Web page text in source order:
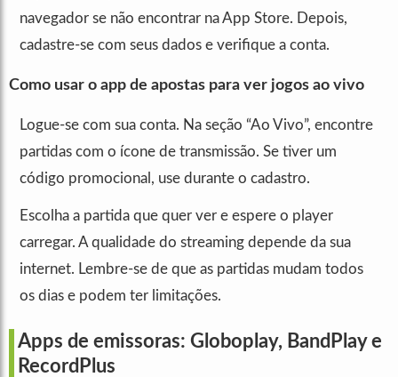
navegador se não encontrar na App Store. Depois,
cadastre-se com seus dados e verifique a conta.
Como usar o app de apostas para ver jogos ao vivo
Logue-se com sua conta. Na seção “Ao Vivo”, encontre
partidas com o ícone de transmissão. Se tiver um
código promocional, use durante o cadastro.
Escolha a partida que quer ver e espere o player
carregar. A qualidade do streaming depende da sua
internet. Lembre-se de que as partidas mudam todos
os dias e podem ter limitações.
Apps de emissoras: Globoplay, BandPlay e
RecordPlus